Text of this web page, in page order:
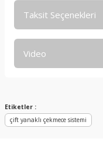
Taksit Seçenekleri
Video
Etiketler :
çift yanaklı çekmece sistemi